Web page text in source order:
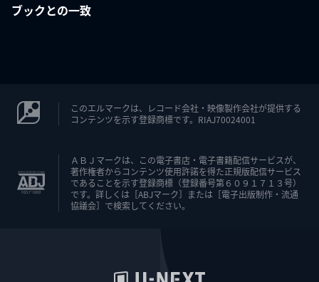
ブックとの一致
このエルマークは、レコード会社・映像製作会社が提供する
コンテンツを示す登録商標です。RIAJ70024001
ＡＢＪマークは、この電子書店・電子書籍配信サービスが、
著作権者からコンテンツ使用許諾を得た正規版配信サービス
であることを示す登録商標（登録番号第６０９１７１３号）
です。詳しくは［ABJマーク］または［電子出版制作・流通
協議会］で検索してください。